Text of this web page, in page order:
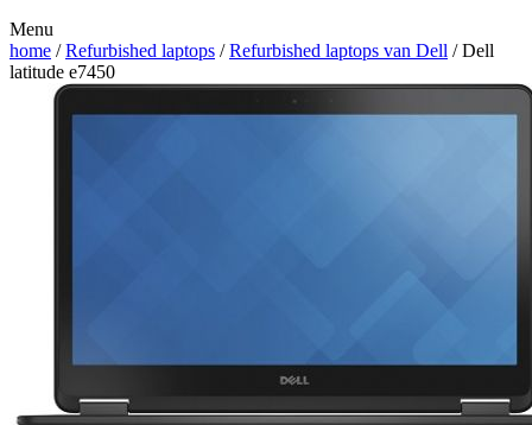
Menu
home /Refurbished laptops /Refurbished laptops van Dell / Dell
latitude e7450